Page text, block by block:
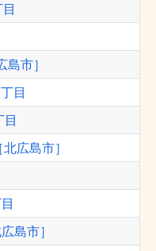
市］
目
目
広島市］
島市］